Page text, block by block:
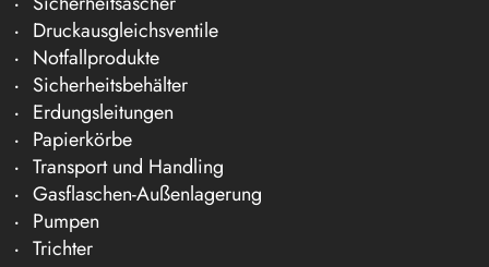
Druckausgleichsventile
Notfallprodukte
Sicherheitsbehälter
Erdungsleitungen
Papierkörbe
Transport und Handling
Gasflaschen-Außenlagerung
Pumpen
Trichter